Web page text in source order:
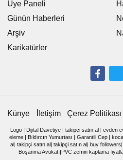
Üye Paneli
Günün Haberleri
Arşiv
Karikatürler
Künye İletişim Çerez Politikası
Logo| Dijital Davetiye| takipçi satın al| evden
eleme| Bıldırcın Yumurtası | Garantili Cep|
al| takipçi satın al| takipçi satın al| buy followers|
Boşanma Avukatı|PVC zemin kaplama